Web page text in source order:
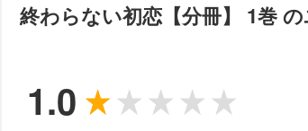
スラム街の不良少年サムュエルと、
終わらない初恋【分冊】 1巻
1.0